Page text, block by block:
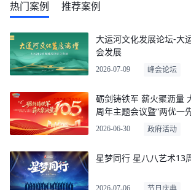
热门案例 推荐案例
大运河文化发展论坛-大
会发展
2026-07-09 峰会论坛
砺剑铸铁军 薪火聚沥量
周年主题会议暨“两优一
2026-06-30 政府活动
星梦同行 星八八艺术
2026-07-06